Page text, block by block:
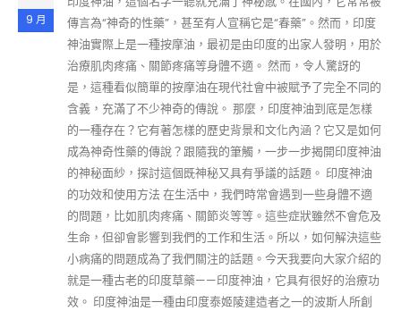
9 月
傳言為“神奇的性藥”，甚至有人宣稱它是“春藥”。然而，印度
神油實際上是一種按摩油，最初是由印度的出家人發明，用於
治療肌肉疼痛、關節疼痛等身體不適。 然而，令人驚訝的
是，這種看似簡單的按摩油在現代社會中被賦予了完全不同的
含義，充滿了不少神奇的傳說。 那麼，印度神油到底是怎樣
的一種存在？它有著怎樣的歷史背景和文化內涵？它又是如何
成為神奇性藥的傳說？跟隨我的筆觸，一步一步揭開印度神油
的神秘面紗，探討這個既神秘又具有爭議的話題。 印度神油
的功效和使用方法 在生活中，我們時常會遇到一些身體不適
的問題，比如肌肉疼痛、關節炎等等。這些症狀雖然不會危及
生命，但卻會影響到我們的工作和生活。所以，如何解決這些
小病痛的問題成為了我們關注的話題。今天我要向大家介紹的
就是一種古老的印度草藥——印度神油，它具有很好的治療功
效。 印度神油是一種由印度泰姬陵建造者之一的波斯人所創